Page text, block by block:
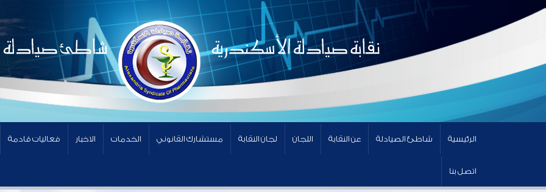
الرئيسية شاطئ الصيادلة عن النقابة اللجان لجان النقابة مستشارك القانوني الخدمات الاخبار فعاليات قادمة
اتصل بنا